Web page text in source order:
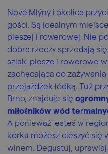
Nové Mlýny i okolice
gości. Są idealnym
pieszej i rowerowej. Nie
dobre rzeczy sprzedają
szlaki piesze i rowerowe
zachęcająca do
przejażdżek łódką. Tuż
Brno, znajduje się
miłośników wód
A ponieważ jesteś w
korku możesz cieszyć się
winem. Degustuj,